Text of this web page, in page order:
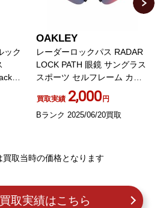
ック
w
OAKLEY
レーダーロックパス RADAR
LOCK PATH 眼鏡 サングラス
スポーツ セルフレーム カラ
ーレンズ
買取実績 2,000円
Bランク 2025/06/20買取
取当時の価格となります
取実績はこちら